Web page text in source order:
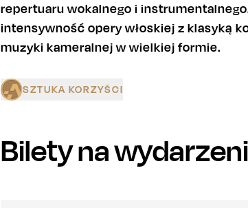
repertuaru wokalnego i
intensywność opery włoskiej z klasyką
muzyki kameralnej w wielkiej formie.
SZTUKA KORZYŚCI
Bilety na